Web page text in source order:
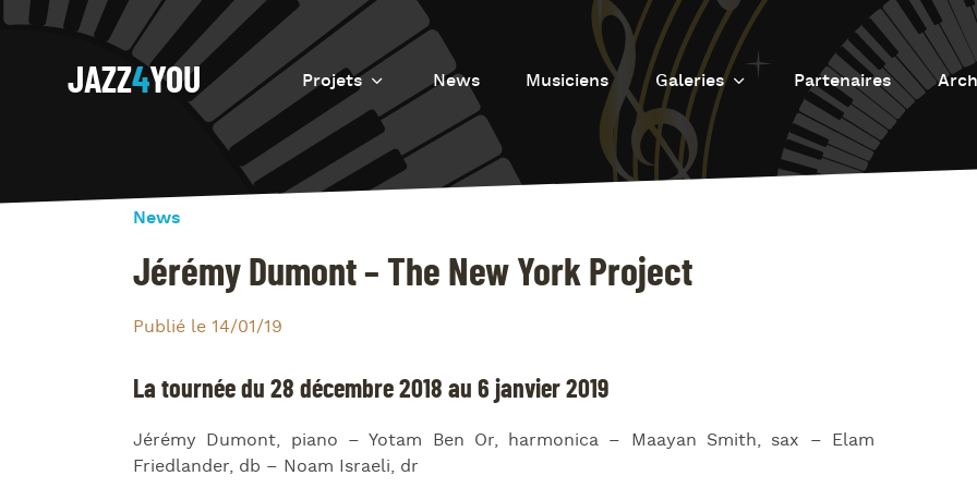
JAZZ4YOU Projets
Introduction
Resurrection
News Musiciens Galeries
Galerie photos
Galerie Vidéos
Partenaires
News
Jérémy Dumont – The New York Project
Publié le 14/01/19
La tournée du 28 décembre 2018 au 6 janvier 2019
Jérémy Dumont, piano – Yotam Ben Or, harmonica – Maayan Smith, sax – Elam
Friedlander, db – Noam Israeli, dr